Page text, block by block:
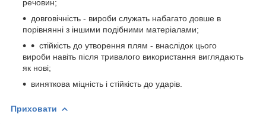
речовин;
довговічність - вироби служать набагато довше в
порівнянні з іншими подібними матеріалами;
стійкість до утворення плям - внаслідок цього
вироби навіть після тривалого використання виглядають
як нові;
виняткова міцність і стійкість до ударів.
Приховати